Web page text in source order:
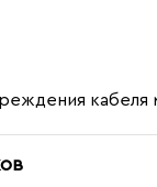
кабеля